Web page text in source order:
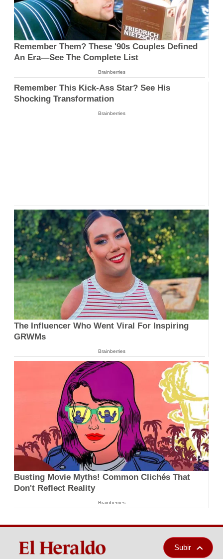
Remember Them? These '90s Couples Defined
An Era—See The Complete List
Brainberries
Remember This Kick-Ass Star? See His
Shocking Transformation
Brainberries
The Influencer Who Went Viral For Inspiring
GRWMs
Brainberries
Busting Movie Myths! Common Clichés That
Don't Reflect Reality
Brainberries
Subir